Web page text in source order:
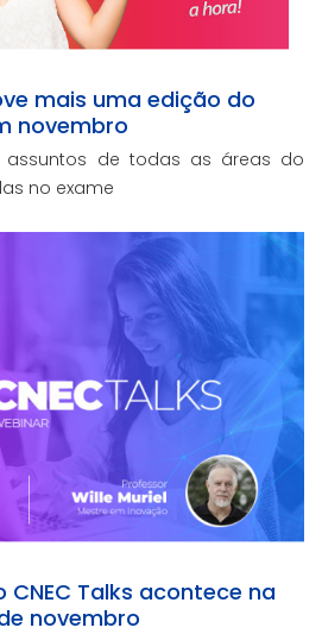
mais uma edição do
novembro
assuntos de todas as áreas do
no exame
Talks acontece na
novembro